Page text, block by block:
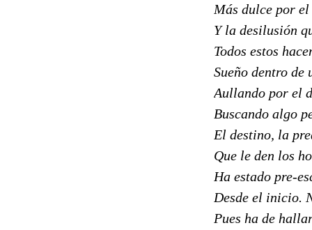
Más dulce por
Y la desilusión
Todos estos
Sueño dentro de
Aullando por el
Buscando algo
El destino, la
Que le den los
Ha estado pre-
Desde el inicio.
Pues ha de